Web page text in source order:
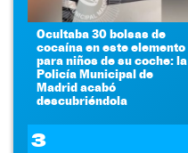
Ocultaba 30 bolsas de
cocaína en este elemento
para niños de su coche: la
Policía Municipal de
Madrid acabó
descubriéndola
3